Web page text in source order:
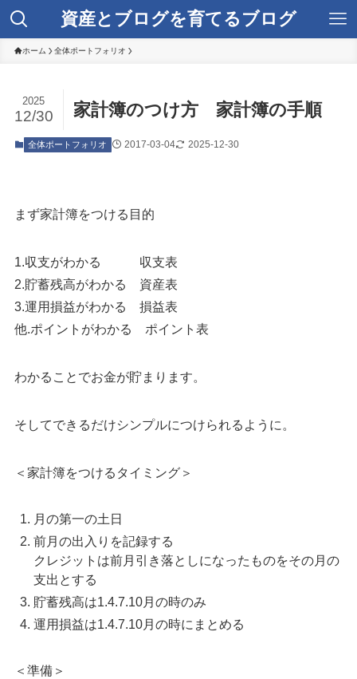
資産とブログを育てるブログ
ホーム 全体ポートフォリオ
家計簿のつけ方 家計簿の手順
2025
12/30
全体ポートフォリオ 2017-03-04 2025-12-30
まず家計簿をつける目的
1.収支がわかる 収支表
2.貯蓄残高がわかる 資産表
3.運用損益がわかる 損益表
他.ポイントがわかる ポイント表
わかることでお金が貯まります。
そしてできるだけシンプルにつけられるように。
＜家計簿をつけるタイミング＞
月の第一の土日
前月の出入りを記録する
クレジットは前月引き落としになったものをその月の
支出とする
貯蓄残高は1.4.7.10月の時のみ
運用損益は1.4.7.10月の時にまとめる
＜準備＞